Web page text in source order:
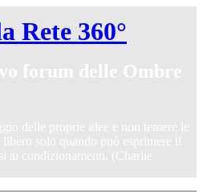
Rete 360°
forum delle Ombre
delle proprie idee e non temere le
solo quando può esprimere il
ai condizionamenti. (Charlie